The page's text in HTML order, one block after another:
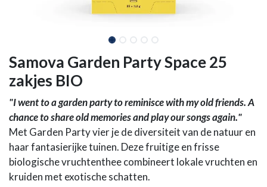
Samova Garden Party Space 25
zakjes BIO
"I went to a garden party to reminisce with my old friends. A
chance to share old memories and play our songs again."
Met Garden Party vier je de diversiteit van de natuur en
haar fantasierijke tuinen. Deze fruitige en frisse
biologische vruchtenthee combineert lokale vruchten en
kruiden met exotische schatten.